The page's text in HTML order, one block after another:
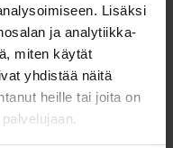
Lisäksi
ja analytiikka-
miten käytät
yhdistää näitä
heille tai joita on
siten, että Oulun
80,6 prosenttia ja
Vuoden lopussa
tarvittaessa